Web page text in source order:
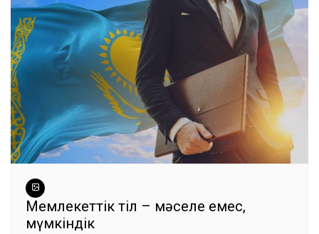
Мемлекеттік тіл – мәселе емес,
мүмкіндік